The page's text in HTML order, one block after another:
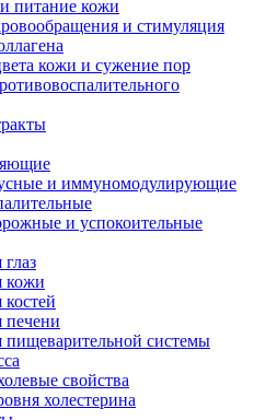
питание кожи
и стимуляция
кожи и сужение пор
и иммуномодулирующие
и успокоительные
кожи
костей
печени
пищеварительной системы
свойства
холестерина